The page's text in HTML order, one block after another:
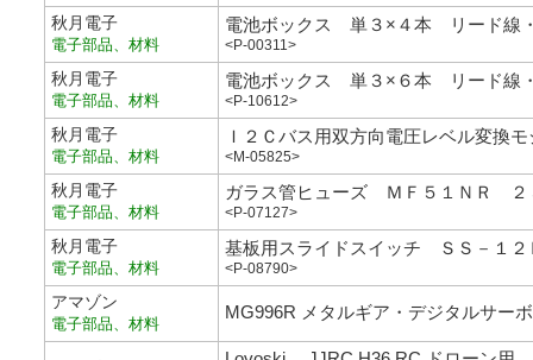
秋月電子
電子部品、材料
電池ボックス 単３×４本 リード線
<P-00311>
秋月電子
電子部品、材料
電池ボックス 単３×６本 リード線
<P-10612>
秋月電子
電子部品、材料
Ｉ２Ｃバス用双方向電圧レベル変換
<M-05825>
秋月電子
電子部品、材料
ガラス管ヒューズ ＭＦ５１ＮＲ
<P-07127>
秋月電子
電子部品、材料
基板用スライドスイッチ ＳＳ－１２
<P-08790>
アマゾン
電子部品、材料
MG996R メタルギア・デジタルサー